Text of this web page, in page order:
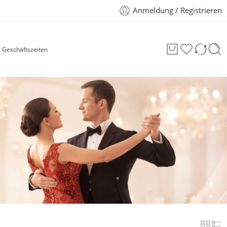
Anmeldung / Registrieren
Geschäftszeiten